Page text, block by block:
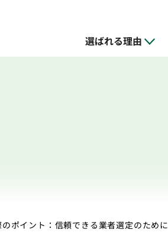
選ばれる理由
ポイント：信頼できる業者選定のために